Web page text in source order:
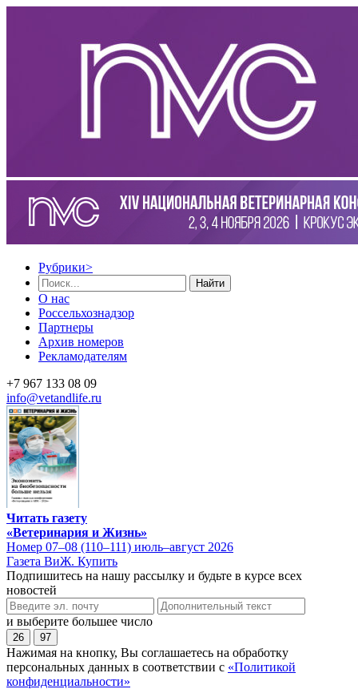
Рубрики>
Найти
О нас
Россельхознадзор
Партнеры
Архив номеров
Рекламодателям
+7 967 133 08 09
info@vetandlife.ru
Читать газету
«Ветеринария и Жизнь»
Номер 07–08 (110–111) июль–август 2026
Газета ВиЖ. Купить
Подпишитесь на нашу рассылку и будьте в курсе всех
новостей
и выберите большее число
26 97
Нажимая на кнопку, Вы соглашаетесь на обработку
персональных данных в соответствии с «Политикой
конфиденциальности»